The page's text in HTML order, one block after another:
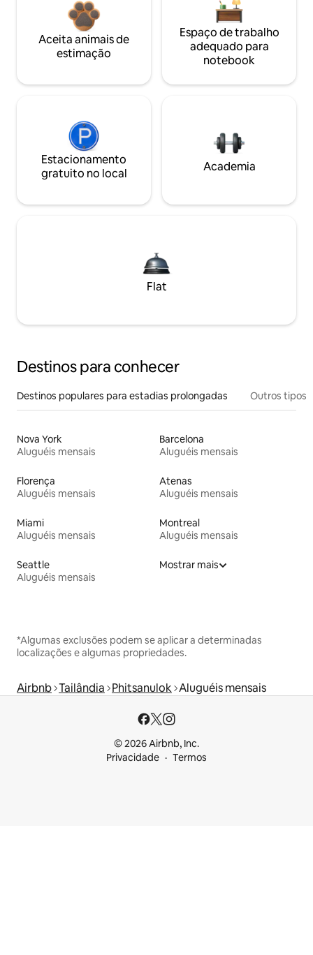
Aceita animais de
estimação
Espaço de trabalho
adequado para
notebook
Estacionamento
gratuito no local
Academia
Flat
Destinos para conhecer
Destinos populares para estadias prolongadas Outros tipos
Nova York
Aluguéis mensais
Barcelona
Aluguéis mensais
Florença
Aluguéis mensais
Atenas
Aluguéis mensais
Miami
Aluguéis mensais
Montreal
Aluguéis mensais
Seattle
Aluguéis mensais
Mostrar mais
*Algumas exclusões podem se aplicar a determinadas
localizações e algumas propriedades.
Airbnb Tailândia Phitsanulok Aluguéis mensais
© 2026 Airbnb, Inc.
Privacidade
Termos